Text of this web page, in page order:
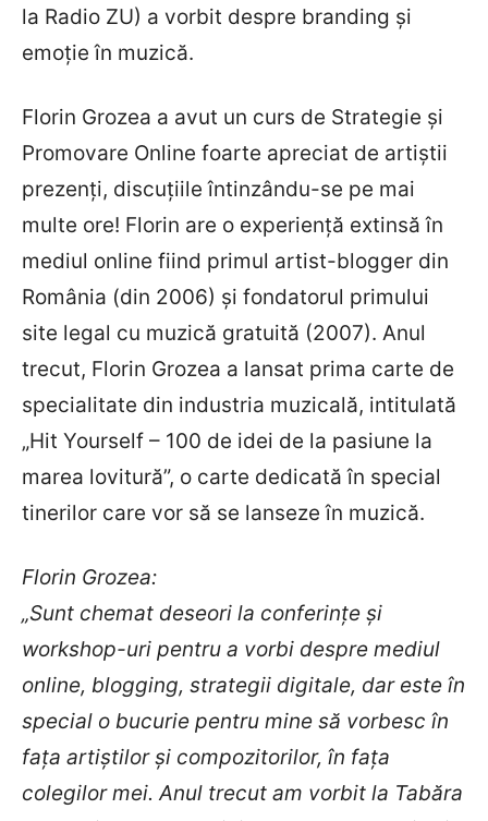
la Radio ZU) a vorbit despre branding și
emoție în muzică.
Florin Grozea a avut un curs de Strategie și
Promovare Online foarte apreciat de artiștii
prezenți, discuțiile întinzându-se pe mai
multe ore! Florin are o experiență extinsă în
mediul online fiind primul artist-blogger din
România (din 2006) și fondatorul primului
site legal cu muzică gratuită (2007). Anul
trecut, Florin Grozea a lansat prima carte de
specialitate din industria muzicală, intitulată
„Hit Yourself – 100 de idei de la pasiune la
marea lovitură”, o carte dedicată în special
tinerilor care vor să se lanseze în muzică.
Florin Grozea:
„Sunt chemat deseori la conferințe și
workshop-uri pentru a vorbi despre mediul
online, blogging, strategii digitale, dar este în
special o bucurie pentru mine să vorbesc în
fața artiștilor și compozitorilor, în fața
colegilor mei. Anul trecut am vorbit la Tabăra